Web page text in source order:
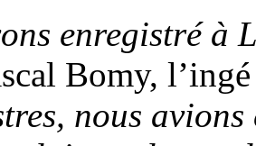
enregistré à
Bomy,
nous